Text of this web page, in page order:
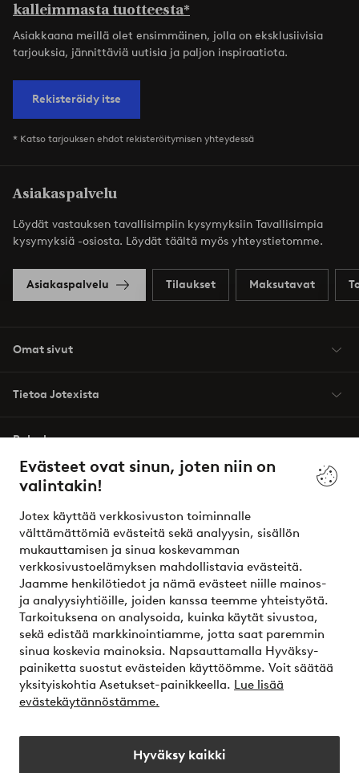
Evästeet ovat sinun, joten niin on
valintakin!
Jotex käyttää verkkosivuston toiminnalle
välttämättömiä evästeitä sekä analyysin, sisällön
mukauttamisen ja sinua koskevamman
verkkosivustoelämyksen mahdollistavia evästeitä.
Jaamme henkilötiedot ja nämä evästeet niille mainos-
ja analyysiyhtiöille, joiden kanssa teemme yhteistyötä.
Tarkoituksena on analysoida, kuinka käytät sivustoa,
sekä edistää markkinointiamme, jotta saat paremmin
sinua koskevia mainoksia. Napsauttamalla Hyväksy-
painiketta suostut evästeiden käyttöömme. Voit säätää
yksityiskohtia Asetukset-painikkeella. Lue lisää
evästekäytännöstämme.
Hyväksy kaikki
kalleimmasta tuotteesta*
Asiakkaana meillä olet ensimmäinen, jolla on eksklusiivisia
tarjouksia, jännittäviä uutisia ja paljon inspiraatiota.
Rekisteröidy itse
* Katso tarjouksen ehdot rekisteröitymisen yhteydessä
Asiakaspalvelu
Löydät vastauksen tavallisimpiin kysymyksiin Tavallisimpia
kysymyksiä -osiosta. Löydät täältä myös yhteystietomme.
Asiakaspalvelu Tilaukset Maksutavat
Omat sivut
Tietoa Jotexista
Palvelumme
Ehdot
Ystävät
Turvalliset maksut – maksa nyt tai erissä
Haluatko tietää lisää maksuvaihtoehdoistamme?
elpy